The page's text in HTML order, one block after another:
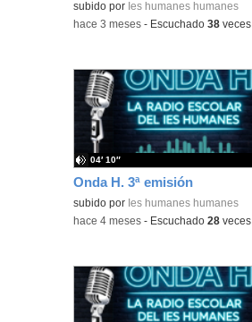
subido por Ies humanes humanes
-hace 3 meses - Escuchado38 veces
Onda H. 3ª emisión
subido por Ies humanes humanes
04′ 10″
-hace 4 meses - Escuchado28 veces